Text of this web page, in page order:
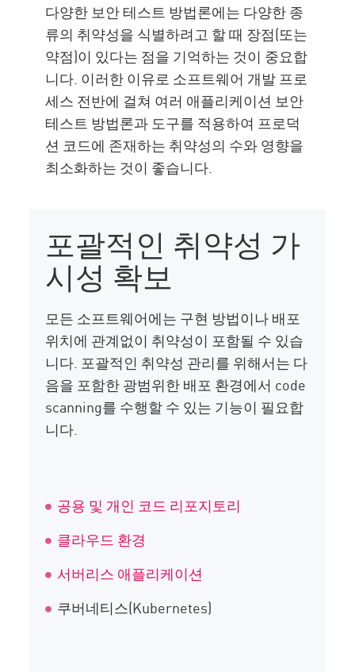
다양한 보안 테스트 방법론에는 다양한 종
류의 취약성을 식별하려고 할 때 장점(또는
약점)이 있다는 점을 기억하는 것이 중요합
니다. 이러한 이유로 소프트웨어 개발 프로
세스 전반에 걸쳐 여러 애플리케이션 보안
테스트 방법론과 도구를 적용하여 프로덕
션 코드에 존재하는 취약성의 수와 영향을
최소화하는 것이 좋습니다.
포괄적인 취약성 가
시성 확보
모든 소프트웨어에는 구현 방법이나 배포
위치에 관계없이 취약성이 포함될 수 있습
니다. 포괄적인 취약성 관리를 위해서는 다
음을 포함한 광범위한 배포 환경에서 code
scanning를 수행할 수 있는 기능이 필요합
니다.
공용 및 개인 코드 리포지토리
클라우드 환경
서버리스 애플리케이션
쿠버네티스(Kubernetes)